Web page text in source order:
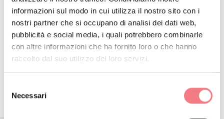
informazioni sul modo in cui utilizza il nostro sito con i
nostri partner che si occupano di analisi dei dati web,
pubblicità e social media, i quali potrebbero combinarle
con altre informazioni che ha fornito loro o che hanno
raccolto dal suo utilizzo dei loro servizi.
delNecessari
DETTAGLIO
ITINERARIO